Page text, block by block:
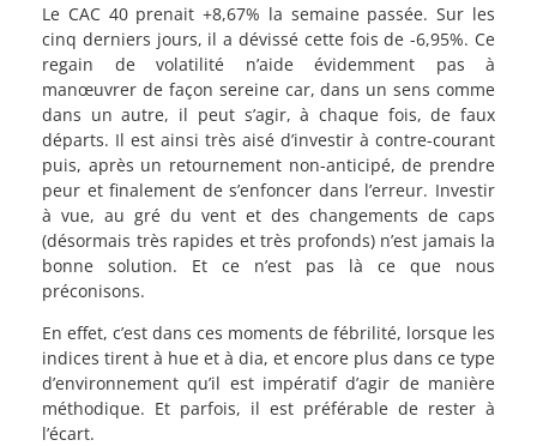
Le CAC 40 prenait +8,67% la semaine passée. Sur les
cinq derniers jours, il a dévissé cette fois de -6,95%. Ce
regain de volatilité n’aide évidemment pas à
manœuvrer de façon sereine car, dans un sens comme
dans un autre, il peut s’agir, à chaque fois, de faux
départs. Il est ainsi très aisé d’investir à contre-courant
puis, après un retournement non-anticipé, de prendre
peur et finalement de s’enfoncer dans l’erreur. Investir
à vue, au gré du vent et des changements de caps
(désormais très rapides et très profonds) n’est jamais la
bonne solution. Et ce n’est pas là ce que nous
préconisons.
En effet, c’est dans ces moments de fébrilité, lorsque les
indices tirent à hue et à dia, et encore plus dans ce type
d’environnement qu’il est impératif d’agir de manière
méthodique. Et parfois, il est préférable de rester à
l’écart.